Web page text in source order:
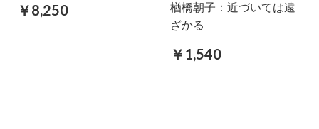
￥8,250
楢橋朝子：近づいては遠
ざかる
￥1,540